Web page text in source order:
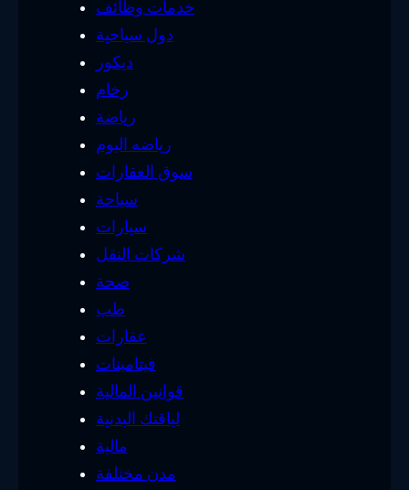
خدمات وظائف
دول سياحية
ديكور
رخام
رياضة
رياضه اليوم
سوق العقارات
سياحة
سيارات
شركات النقل
صحة
طب
عقارات
فيتامينات
قوانين المالية
لياقتك البدنية
مالية
مدن مختلفة